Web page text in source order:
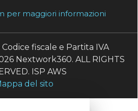
per maggiori informazioni
fiscale e Partita IVA
Nextwork360. ALL RIGHTS
ISP AWS
del sito